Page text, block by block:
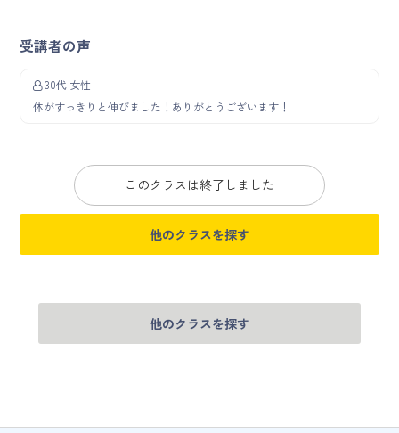
受講者の声
30代 女性
体がすっきりと伸びました！ありがとうございます！
このクラスは終了しました
他のクラスを探す
他のクラスを探す